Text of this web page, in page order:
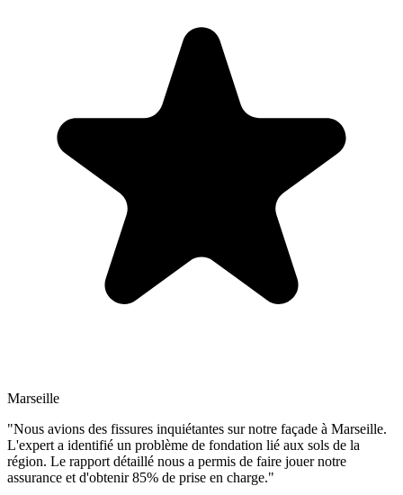
Marseille
"Nous avions des fissures inquiétantes sur notre façade à Marseille.
L'expert a identifié un problème de fondation lié aux sols de la
région. Le rapport détaillé nous a permis de faire jouer notre
assurance et d'obtenir 85% de prise en charge."